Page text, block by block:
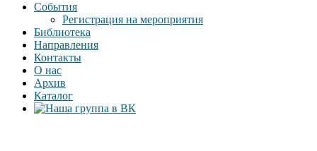
События
Регистрация на мероприятия
Библиотека
Направления
Контакты
О нас
Архив
Каталог